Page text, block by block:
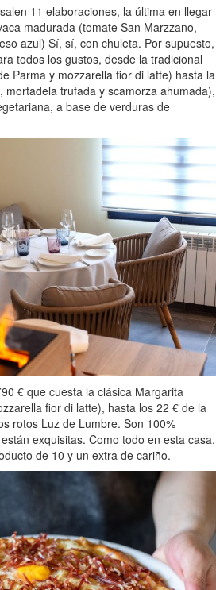
11 elaboraciones, la última en llegar
madurada (tomate San Marzzano,
azul) Sí, sí, con chuleta. Por supuesto,
todos los gustos, desde la tradicional
Parma y mozzarella fior di latte) hasta la
mortadela trufada y scamorza ahumada),
a base de verduras de
€ que cuesta la clásica Margarita
fior di latte), hasta los 22 € de la
rotos Luz de Lumbre. Son 100%
exquisitas. Como todo en esta casa,
de 10 y un extra de cariño.